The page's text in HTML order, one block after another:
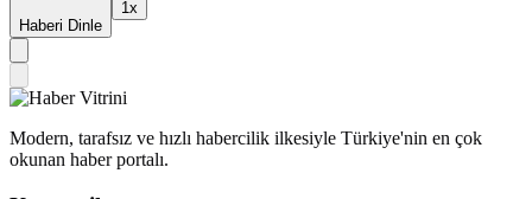
Haberi Dinle
1x
Modern, tarafsız ve hızlı habercilik ilkesiyle Türkiye'nin en çok
okunan haber portalı.